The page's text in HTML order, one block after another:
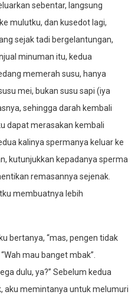
sebentar, langsung
mulutku, dan kusedot lagi,
sejak tadi bergelantungan,
minuman itu, kedua
memerah susu, hanya
mei, bukan susu sapi (iya
sehingga darah kembali
dapat merasakan kembali
kalinya spermanya keluar ke
kutunjukkan kepadanya sperma
remasannya sejenak.
membuatnya lebih
bertanya, “mas, pengen tidak
mau banget mbak”.
dulu, ya?” Sebelum kedua
aku memintanya untuk melumuri